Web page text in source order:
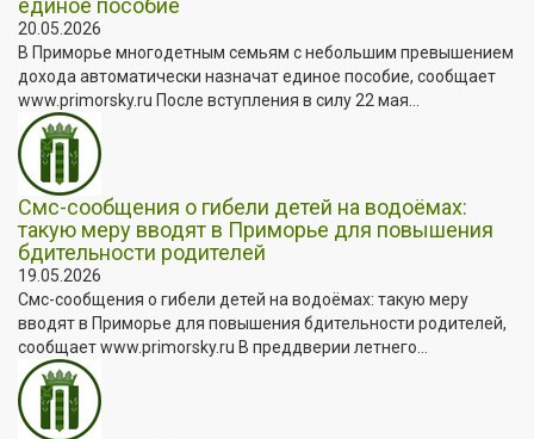
единое пособие
20.05.2026
В Приморье многодетным семьям с небольшим превышением
дохода автоматически назначат единое пособие, сообщает
www.primorsky.ru После вступления в силу 22 мая...
Смс-сообщения о гибели детей на водоёмах:
такую меру вводят в Приморье для повышения
бдительности родителей
19.05.2026
Смс-сообщения о гибели детей на водоёмах: такую меру
вводят в Приморье для повышения бдительности родителей,
сообщает www.primorsky.ru В преддверии летнего...